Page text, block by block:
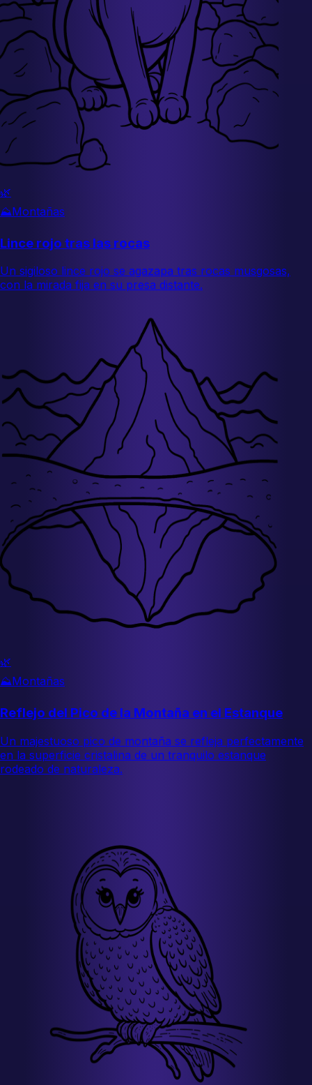
🌿
⛰️Montañas
Lince rojo tras las rocas
Un sigiloso lince rojo se agazapa tras rocas musgosas,
con la mirada fija en su presa distante.
🌿
⛰️Montañas
Reflejo del Pico de la Montaña en el Estanque
Un majestuoso pico de montaña se refleja perfectamente
en la superficie cristalina de un tranquilo estanque
rodeado de naturaleza.